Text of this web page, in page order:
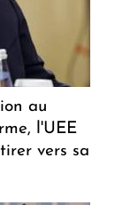
au
l'UEE
vers sa